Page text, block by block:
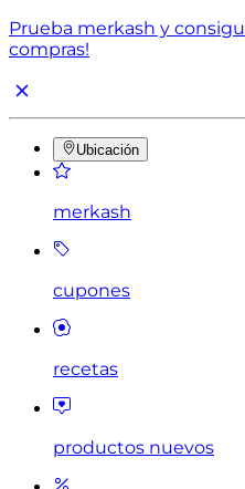
Prueba merkash y
compras!
Ubicación
merkash
cupones
recetas
productos nuevos